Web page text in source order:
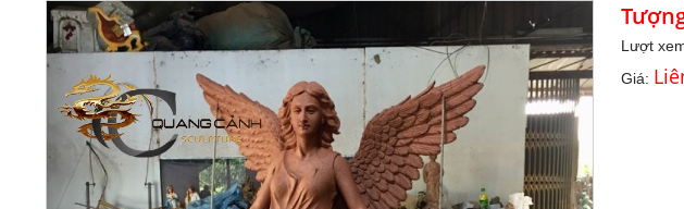
Lượt
Giá: